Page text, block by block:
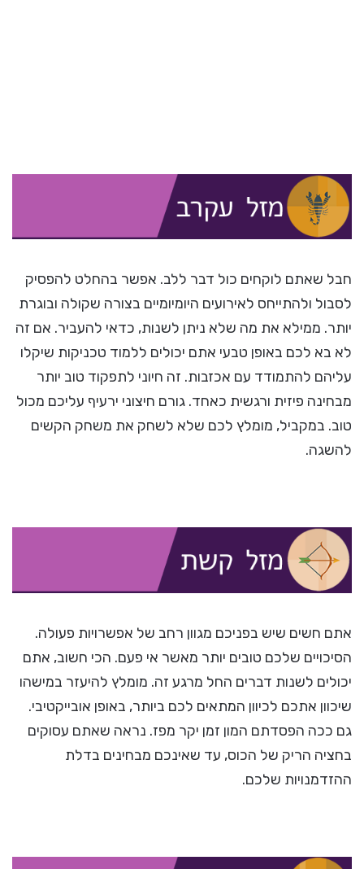
חבל שאתם לוקחים כול דבר ללב. אפשר בהחלט להפסיק
לסבול ולהתייחס לאירועים היומיומיים בצורה שקולה ובוגרת
יותר. ממילא את מה שלא ניתן לשנות, כדאי להעביר. אם זה
לא בא לכם באופן טבעי אתם יכולים ללמוד טכניקות שיקלו
עליהם להתמודד עם אכזבות. זה חיוני לתפקוד טוב יותר
מבחינה פיזית ורגשית כאחד. גורם חיצוני ירעיף עליכם מכול
טוב. במקביל, מומלץ לכם שלא לשחק את משחק הקשים
להשגה.
אתם חשים שיש בפניכם מגוון רחב של אפשרויות פעולה.
הסיכויים שלכם טובים יותר מאשר אי פעם. הכי חשוב, אתם
יכולים לשנות דברים החל מרגע זה. מומלץ להיעזר במישהו
שיכוון אתכם לכיוון המתאים לכם ביותר, באופן אובייקטיבי.
גם ככה הפסדתם המון זמן יקר מפז. נראה שאתם עסוקים
בחציה הריק של הכוס, עד שאינכם מבחינים בדלת
ההזדמנויות שלכם.